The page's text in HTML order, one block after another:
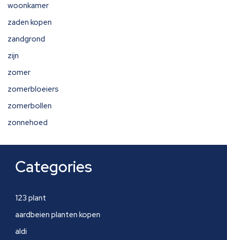
woonkamer
zaden kopen
zandgrond
zijn
zomer
zomerbloeiers
zomerbollen
zonnehoed
Categories
123 plant
aardbeien planten kopen
aldi